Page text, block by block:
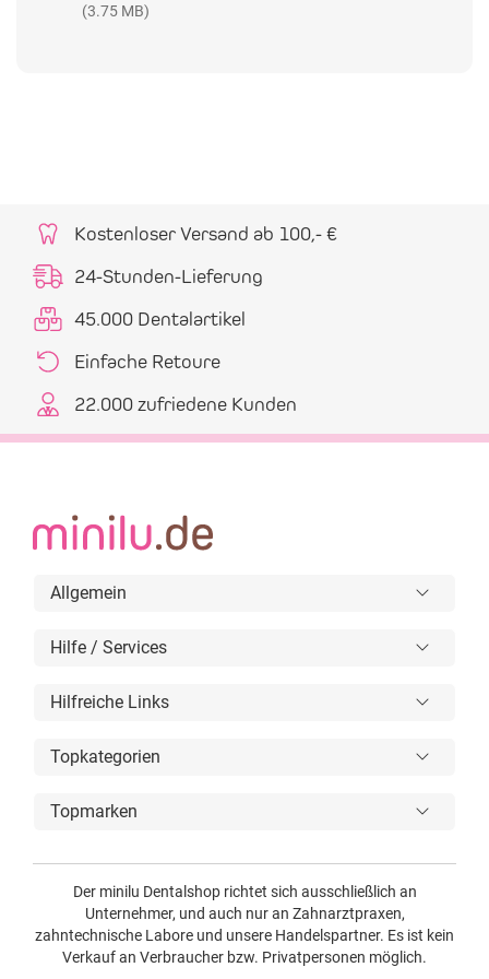
(3.75 MB)
Kostenloser Versand ab 100,- €
24-Stunden-Lieferung
45.000 Dentalartikel
Einfache Retoure
22.000 zufriedene Kunden
Allgemein
Hilfe / Services
Hilfreiche Links
Topkategorien
Topmarken
Der minilu Dentalshop richtet sich ausschließlich an
Unternehmer, und auch nur an Zahnarztpraxen,
zahntechnische Labore und unsere Handelspartner. Es ist kein
Verkauf an Verbraucher bzw. Privatpersonen möglich.